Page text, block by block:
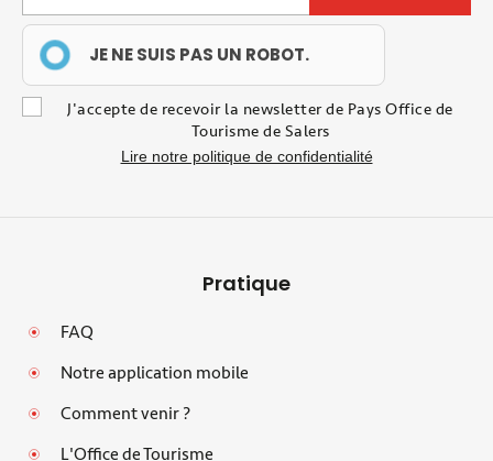
JE NE SUIS PAS UN ROBOT.
J'accepte de recevoir la newsletter de Pays Office de
Tourisme de Salers
Lire notre politique de confidentialité
Pratique
FAQ
Notre application mobile
Comment venir ?
L'Office de Tourisme